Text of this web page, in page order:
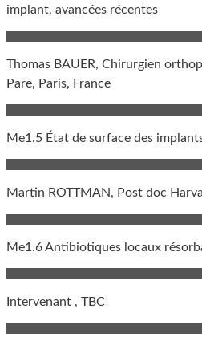
implant, avancées récentes
Thomas BAUER, Chirurgien
Pare, Paris, France
Me1.5 État de surface des
Martin ROTTMAN, Post doc
Me1.6 Antibiotiques locaux
Intervenant , TBC